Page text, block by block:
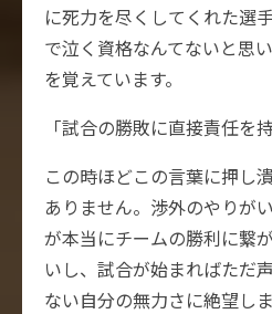
に死力を尽くしてくれた選
で泣く資格なんてないと思
を覚えています。
「試合の勝敗に直接責任を
この時ほどこの言葉に押し
ありません。渉外のやりが
が本当にチームの勝利に繋
いし、試合が始まればただ
ない自分の無力さに絶望し